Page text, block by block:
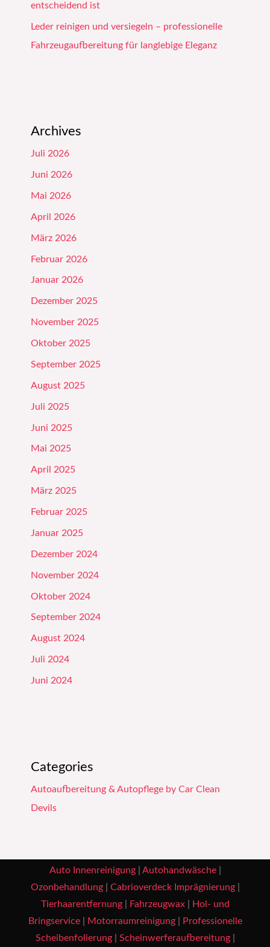
entscheidend ist
Leder reinigen und versiegeln – professionelle
Fahrzeugaufbereitung für langlebige Eleganz
Archives
Juli 2026
Juni 2026
Mai 2026
April 2026
März 2026
Februar 2026
Januar 2026
Dezember 2025
November 2025
Oktober 2025
September 2025
August 2025
Juli 2025
Juni 2025
Mai 2025
April 2025
März 2025
Februar 2025
Januar 2025
Dezember 2024
November 2024
Oktober 2024
September 2024
August 2024
Juli 2024
Juni 2024
Categories
Autoaufbereitung & Autopflege by Car Clean
Devils
Auto Innenreinigung| Autohandwäsche|
Ozonbehandlung| Cabrioverdeck Imprägnierung|
Tierhaarentfernung| Fahrzeugwax|
Hol- und
Bringservice| Motorraumreinigung|
Professionelle
Scheibenfolierung| Scheinwerferaufbereitung|